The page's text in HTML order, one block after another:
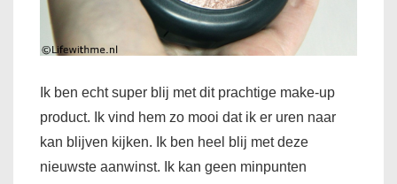
Ik ben echt super blij met dit prachtige make-up
product. Ik vind hem zo mooi dat ik er uren naar
kan blijven kijken. Ik ben heel blij met deze
nieuwste aanwinst. Ik kan geen minpunten